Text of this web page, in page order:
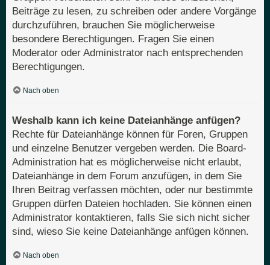
Beiträge zu lesen, zu schreiben oder andere Vorgänge
durchzuführen, brauchen Sie möglicherweise
besondere Berechtigungen. Fragen Sie einen
Moderator oder Administrator nach entsprechenden
Berechtigungen.
Nach oben
Weshalb kann ich keine Dateianhänge anfügen?
Rechte für Dateianhänge können für Foren, Gruppen
und einzelne Benutzer vergeben werden. Die Board-
Administration hat es möglicherweise nicht erlaubt,
Dateianhänge in dem Forum anzufügen, in dem Sie
Ihren Beitrag verfassen möchten, oder nur bestimmte
Gruppen dürfen Dateien hochladen. Sie können einen
Administrator kontaktieren, falls Sie sich nicht sicher
sind, wieso Sie keine Dateianhänge anfügen können.
Nach oben